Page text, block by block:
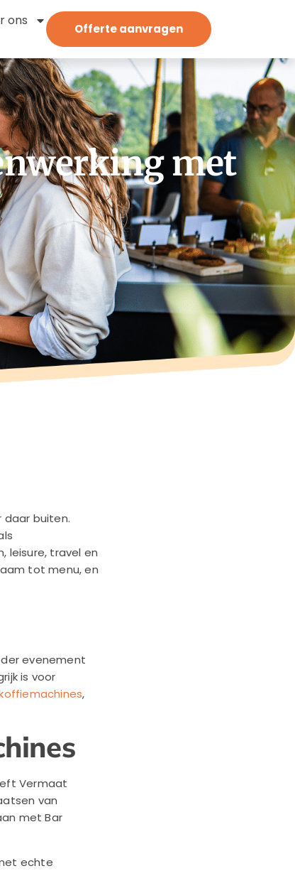
ons
Offerte aanvragen
met
daar buiten.
leisure, travel en
tot menu, en
evenement
is voor
,
Vermaat
van
met Bar
echte